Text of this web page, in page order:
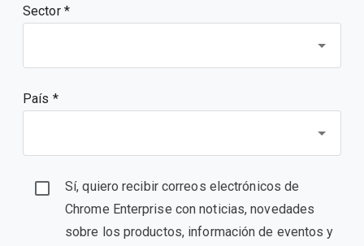
Sector *
País *
Sí, quiero recibir correos electrónicos de
Chrome Enterprise con noticias, novedades
sobre los productos, información de eventos y